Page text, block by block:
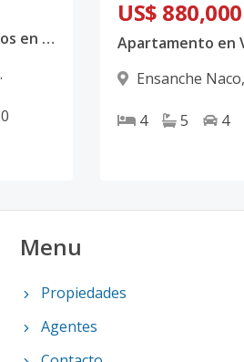
Proyecto de Apartamentos en Venta en Naco
0
US$ 880,000
Ensanche Naco,
4
5 4
Menu
Propiedades
Agentes